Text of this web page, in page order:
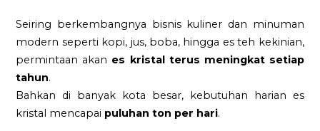
Seiring berkembangnya bisnis kuliner dan minuman
modern seperti kopi, jus, boba, hingga es teh kekinian,
permintaan akan es kristal terus meningkat setiap
tahun.
Bahkan di banyak kota besar, kebutuhan harian es
kristal mencapai puluhan ton per hari.